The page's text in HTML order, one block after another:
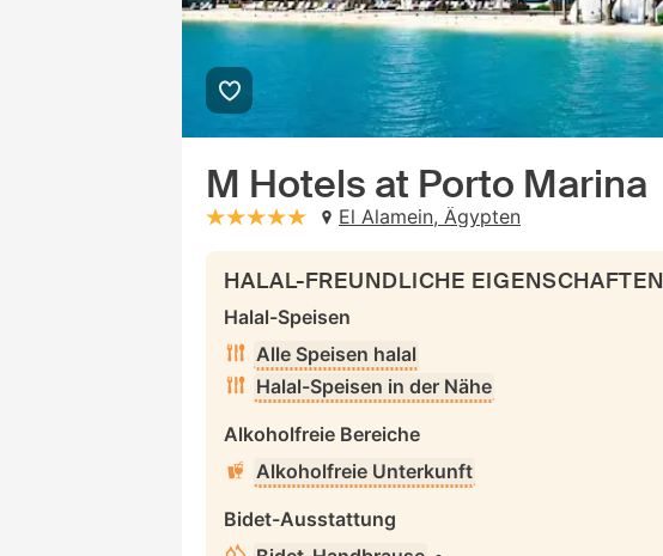
M Hotels at Porto Marina
stars: 5El Alamein, Ägypten
HALAL-FREUNDLICHE EIGENSCHAFTEN
Halal-Speisen
Alle Speisen halal
Halal-Speisen in der Nähe
Alkoholfreie Bereiche
Alkoholfreie Unterkunft
Bidet-Ausstattung